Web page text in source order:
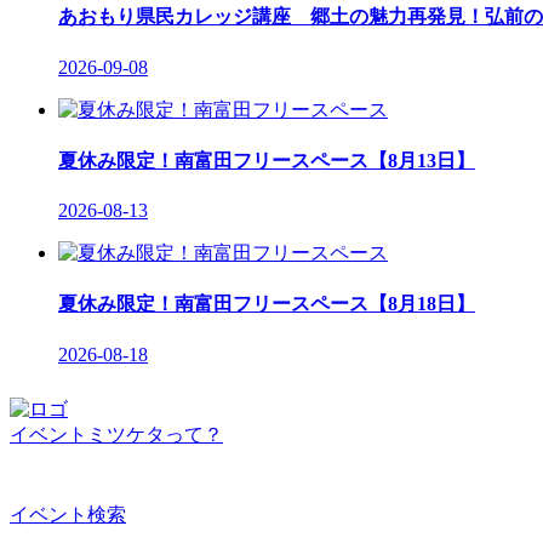
あおもり県民カレッジ講座 郷土の魅力再発見！弘前
2026-09-08
夏休み限定！南富田フリースペース【8月13日】
2026-08-13
夏休み限定！南富田フリースペース【8月18日】
2026-08-18
イベントミツケタって？
イベント検索